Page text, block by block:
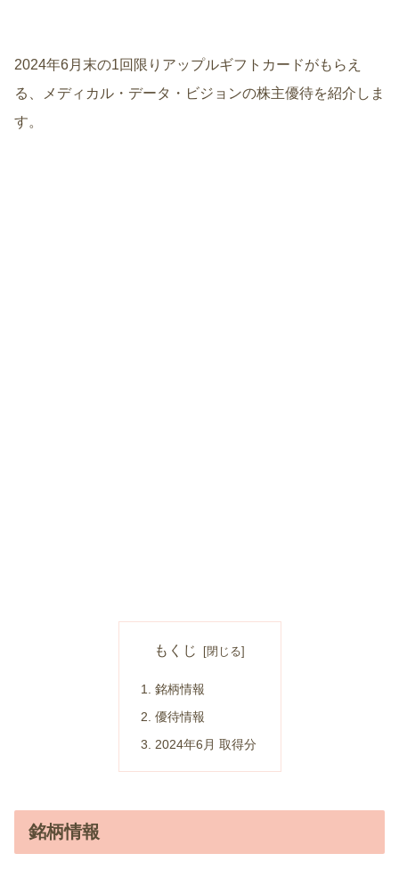
2024年6月末の1回限りアップルギフトカードがもらえ
る、メディカル・データ・ビジョンの株主優待を紹介しま
す。
もくじ
銘柄情報
優待情報
2024年6月 取得分
銘柄情報